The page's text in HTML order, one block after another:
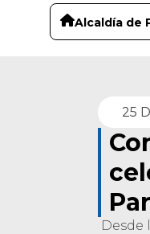
Alcaldía de
25
Desde